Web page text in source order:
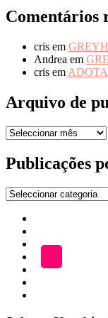
Comentários
cris em
Andrea em
cris em
Arquivo de
Arquivo
publicações
Publicações
Publicações
Categoria
ADOÇÃO
LOJA